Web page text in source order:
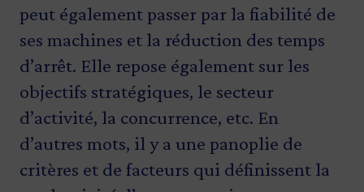
peut également passer par la fiabilité de
ses machines et la réduction des temps
d’arrêt. Elle repose également sur les
objectifs stratégiques, le secteur
d’activité, la concurrence, etc. En
d’autres mots, il y a une panoplie de
critères et de facteurs qui définissent la